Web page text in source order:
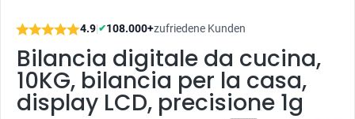
4.9|✔108.000+zufriedene Kunden
Bilancia digitale da cucina,
10KG, bilancia per la casa,
display LCD, precisione 1g